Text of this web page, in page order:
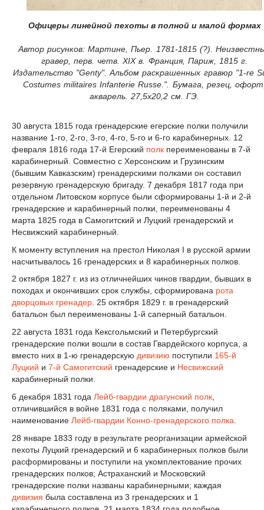
Офицеры линейной пехоты в полной и малой формах
Автор рисунков: Мартине, Пьер. 1781-1815 (?).
гравер, перв. четв. XIX в. Франция, Париж, 1815 г.
Издательство "Genty". Альбом раскрашенных гравюр "1-re
Costumes militaires Infanterie Russe.". Бумага, резец,
акварель. 27,5х20,2 см. ГЭ.
30 августа 1815 года гренадерские егерские полки получили
название 1-го, 2-го, 3-го, 4-го, 5-го и 6-го карабинерных. 12
февраля 1816 года 17-й Егерский полк переименованы в 7-й
карабинерный. Совместно с Херсонским и Грузинским
(бывшим Кавказским) гренадерскими полками он составил
резервную гренадерскую бригаду. 7 декабря 1817 года при
отдельном Литовском корпусе были сформированы 1-й и 2-й
гренадерские и карабинерный полки, переименованы 4
марта 1825 года в Самогитский и Луцкий гренадерский и
Несвижский карабинерный.
К моменту вступления на престол Николая I в русской армии
насчитывалось 16 гренадерских и 8 карабинерных полков.
2 октября 1827 г. из из отличнейших чинов гвардии, бывших в
походах и окончивших срок службы, сформирована рота
дворцовых гренадер. 25 октября 1829 г. в гренадерский
батальон был переименованы 1-й саперный батальон.
22 августа 1831 года Кексгольмский и Петербургский
гренадерские полки вошли в состав Гвардейского корпуса, а
вместо них в 1-ю гренадерскую дивизию поступили 165-й
Луцкий и 7-й Самогитский гренадерские и Несвижский
карабинерный полки.
6 декабря 1831 года Лейб-гвардии драгунский полк
отличившийся в войне 1831 года с поляками, получил
наименование Лейб-гвардии Конно-гренадерского полка
28 январе 1833 году в результате реорганизации армейской
пехоты Луцкий гренадерский и 6 карабинерных полков были
расформированы и поступили на укомплектование прочих
гренадерских полков; Астраханский и Московский
гренадерские полки названы карабинерными; каждая
дивизия была составлена из 3 гренадерских и 1